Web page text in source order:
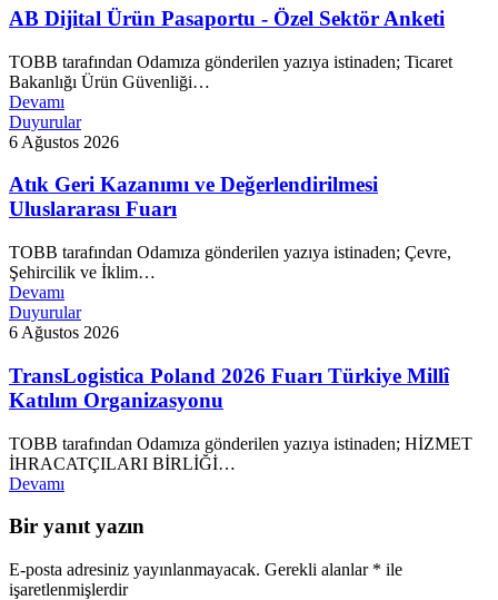
AB Dijital Ürün Pasaportu - Özel Sektör Anketi
TOBB tarafından Odamıza gönderilen yazıya istinaden; Ticaret
Bakanlığı Ürün Güvenliği…
Devamı
Duyurular
6 Ağustos 2026
Atık Geri Kazanımı ve Değerlendirilmesi
Uluslararası Fuarı
TOBB tarafından Odamıza gönderilen yazıya istinaden; Çevre,
Şehircilik ve İklim…
Devamı
Duyurular
6 Ağustos 2026
TransLogistica Poland 2026 Fuarı Türkiye Millî
Katılım Organizasyonu
TOBB tarafından Odamıza gönderilen yazıya istinaden; HİZMET
İHRACATÇILARI BİRLİĞİ…
Devamı
Bir yanıt yazın
E-posta adresiniz yayınlanmayacak. Gerekli alanlar * ile
işaretlenmişlerdir